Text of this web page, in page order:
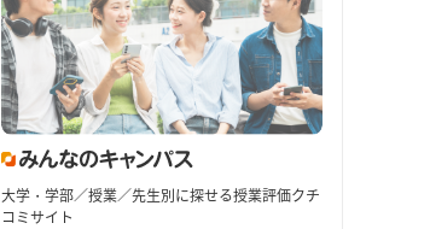
大学・学部／授業／先生別に探せる授業評価クチ
コミサイト